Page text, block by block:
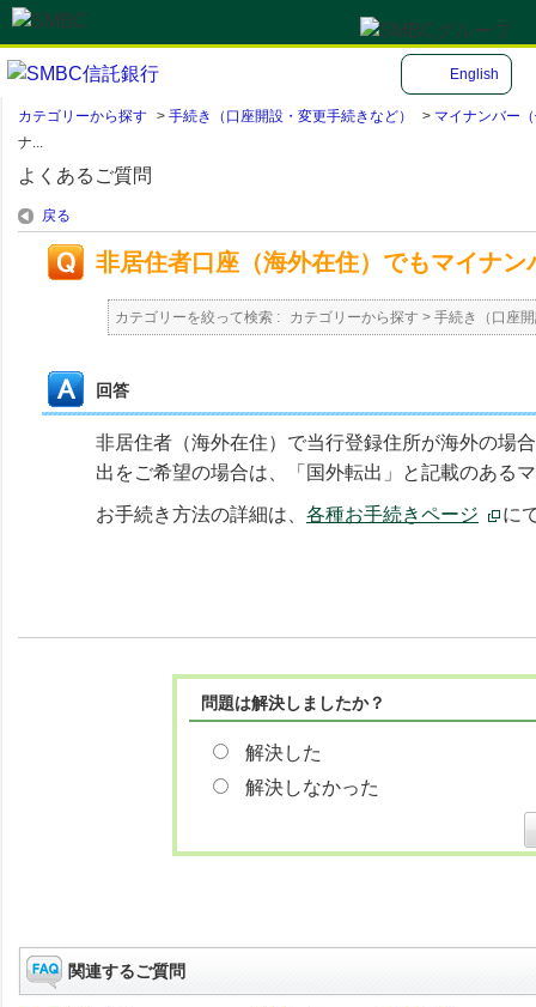
English
カテゴリーから探す > 手続き（口座開設・変更手続きなど） > マイナンバー
ナ...
よくあるご質問
戻る
非居住者口座（海外在住）でもマイナ
カテゴリーを絞って検索 : カテゴリーから探す > 手続き（口座
回答
非居住者（海外在住）で当行登録住所が海外の場
出をご希望の場合は、「国外転出」と記載のある
お手続き方法の詳細は、 各種お手続きページ に
問題は解決しましたか？
解決した
解決しなかった
関連するご質問